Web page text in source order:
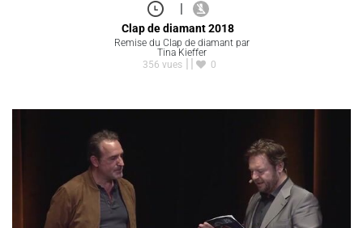
|
Clap de diamant 2018
Remise du Clap de diamant par
Tina Kieffer
356 vues
0